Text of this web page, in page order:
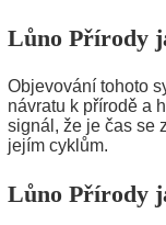
Lůno Přírody
Objevování tohoto
návratu k přírodě a
signál, že je čas se
jejím cyklům.
Lůno Přírody